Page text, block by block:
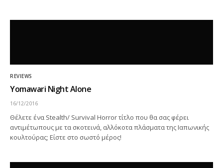
REVIEWS
Yomawari Night Alone
16/12/2016
Θέλετε ένα Stealth/ Survival Horror τίτλο που θα σας φέρει
αντιμέτωπους με τα σκοτεινά, αλλόκοτα πλάσματα της Ιαπωνικής
κουλτούρας; Είστε στο σωστό μέρος!